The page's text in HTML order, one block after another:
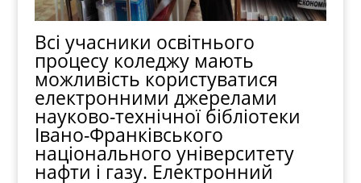
Всі учасники освітнього
процесу коледжу мають
можливість користуватися
електронними джерелами
науково-технічної бібліотеки
Івано-Франківського
національного університету
нафти і газу. Електронний